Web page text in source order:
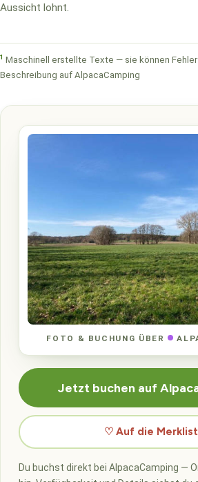
Aussicht lohnt.
1 Maschinell erstellte Texte — sie können
Beschreibung auf AlpacaCamping
FOTO & BUCHUNG ÜBER
Jetzt buchen auf
♡ Auf die
Du buchst direkt bei AlpacaCamping —